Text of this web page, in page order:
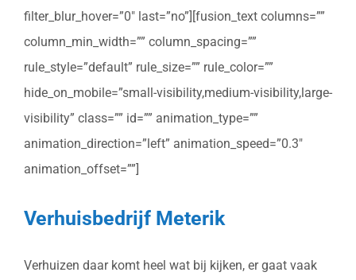
filter_blur_hover=”0″ last=”no”][fusion_text columns=””
column_min_width=”” column_spacing=””
rule_style=”default” rule_size=”” rule_color=””
hide_on_mobile=”small-visibility,medium-visibility,large-
visibility” class=”” id=”” animation_type=””
animation_direction=”left” animation_speed=”0.3″
animation_offset=””]
Verhuisbedrijf Meterik
Verhuizen daar komt heel wat bij kijken, er gaat vaak